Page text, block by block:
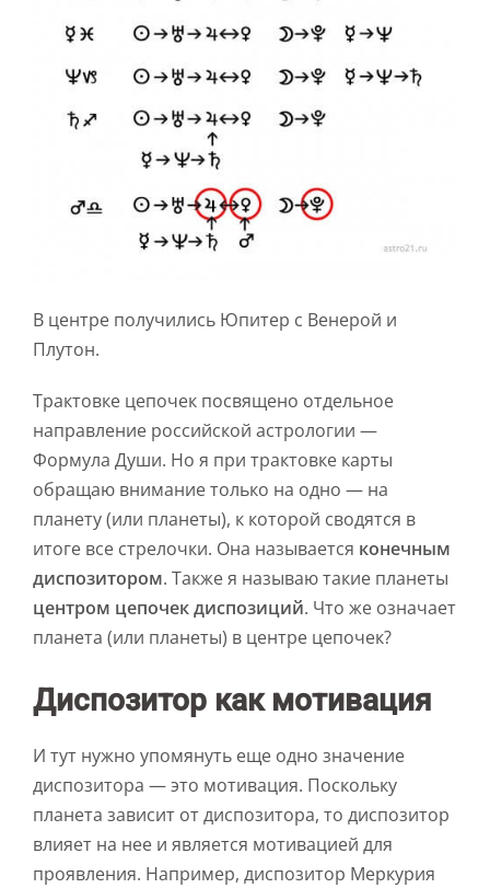
В центре получились Юпитер с Венерой и
Плутон.
Трактовке цепочек посвящено отдельное
направление российской астрологии —
Формула Души. Но я при трактовке карты
обращаю внимание только на одно — на
планету (или планеты), к которой сводятся в
итоге все стрелочки. Она называется конечным
диспозитором. Также я называю такие планеты
центром цепочек диспозиций. Что же означает
планета (или планеты) в центре цепочек?
Диспозитор как мотивация
И тут нужно упомянуть еще одно значение
диспозитора — это мотивация. Поскольку
планета зависит от диспозитора, то диспозитор
влияет на нее и является мотивацией для
проявления. Например, диспозитор Меркурия